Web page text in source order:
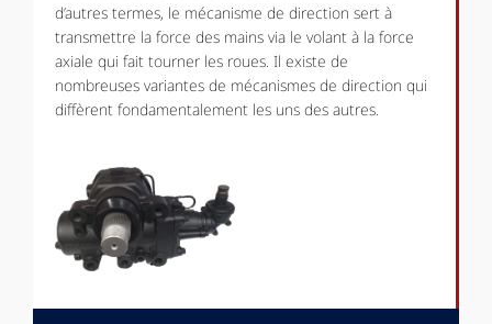
d’autres termes, le mécanisme de direction sert à
transmettre la force des mains via le volant à la force
axiale qui fait tourner les roues. Il existe de
nombreuses variantes de mécanismes de direction qui
diffèrent fondamentalement les uns des autres.